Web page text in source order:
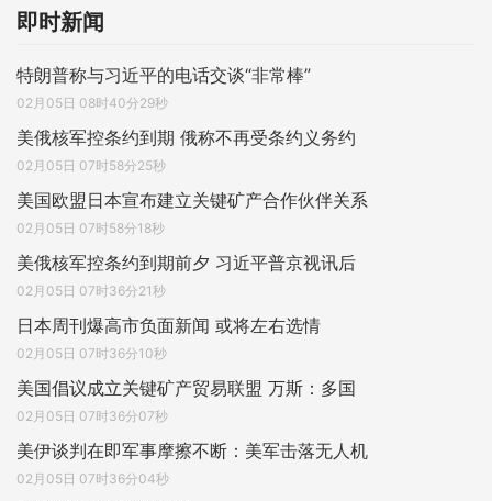
即时新闻
特朗普称与习近平的电话交谈“非常棒”
02月05日 08时40分29秒
美俄核军控条约到期 俄称不再受条约义务约
02月05日 07时58分25秒
美国欧盟日本宣布建立关键矿产合作伙伴关系
02月05日 07时58分18秒
美俄核军控条约到期前夕 习近平普京视讯后
02月05日 07时36分21秒
日本周刊爆高市负面新闻 或将左右选情
02月05日 07时36分10秒
美国倡议成立关键矿产贸易联盟 万斯：多国
02月05日 07时36分07秒
美伊谈判在即军事摩擦不断：美军击落无人机
02月05日 07时36分04秒